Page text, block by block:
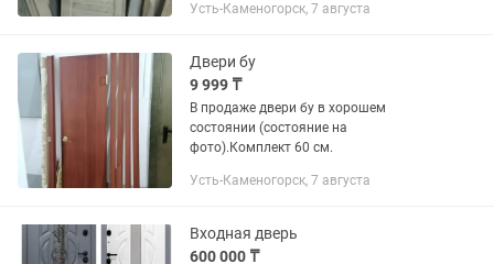
Усть-Каменогорск, 7 августа
Двери бу
9 999 ₸
В продаже двери бу в хорошем
состоянии (состояние на
фото).Комплект 60 см.
Усть-Каменогорск, 7 августа
Входная дверь
600 000 ₸